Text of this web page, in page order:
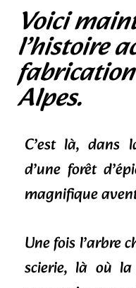
Voici
l’histoire
fabrication
Alpes.
C’est là, dans
d’une forêt
magnifique
Une fois l’arbre
scierie, là où